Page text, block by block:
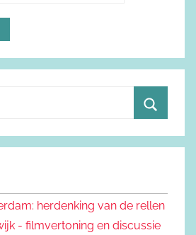
o
e
n
herdenking van de rellen
- filmvertoning en discussie